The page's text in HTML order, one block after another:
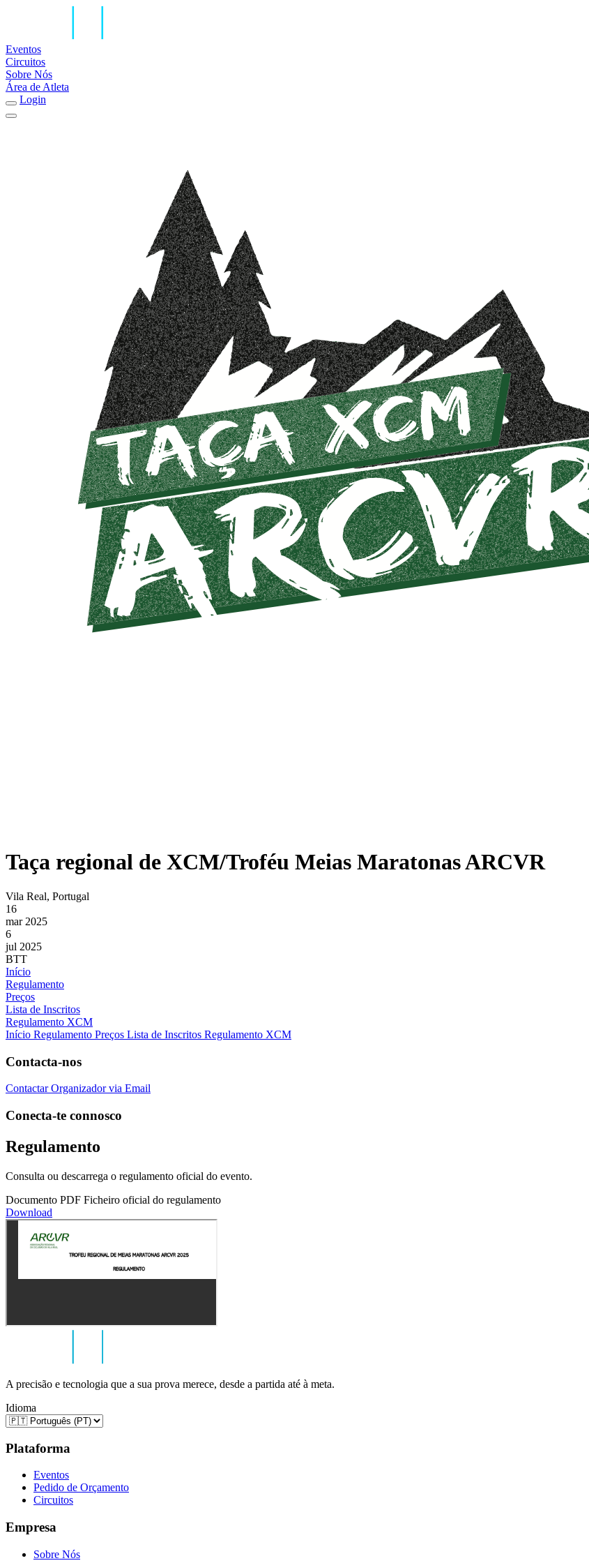
Eventos
Circuitos
Sobre Nós
Área de Atleta
Login
Taça regional de XCM/Troféu Meias Maratonas ARCVR
Vila Real, Portugal
16
mar 2025
6
jul 2025
BTT
Início
Regulamento
Preços
Lista de Inscritos
Regulamento XCM
Início Regulamento Preços Lista de Inscritos Regulamento XCM
Contacta-nos
Contactar Organizador via Email
Conecta-te connosco
Regulamento
Consulta ou descarrega o regulamento oficial do evento.
Documento PDF Ficheiro oficial do regulamento
Download
A precisão e tecnologia que a sua prova merece, desde a partida até à meta.
Idioma
Plataforma
Eventos
Pedido de Orçamento
Circuitos
Empresa
Sobre Nós